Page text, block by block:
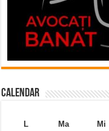
Calendar
L
Ma Mi